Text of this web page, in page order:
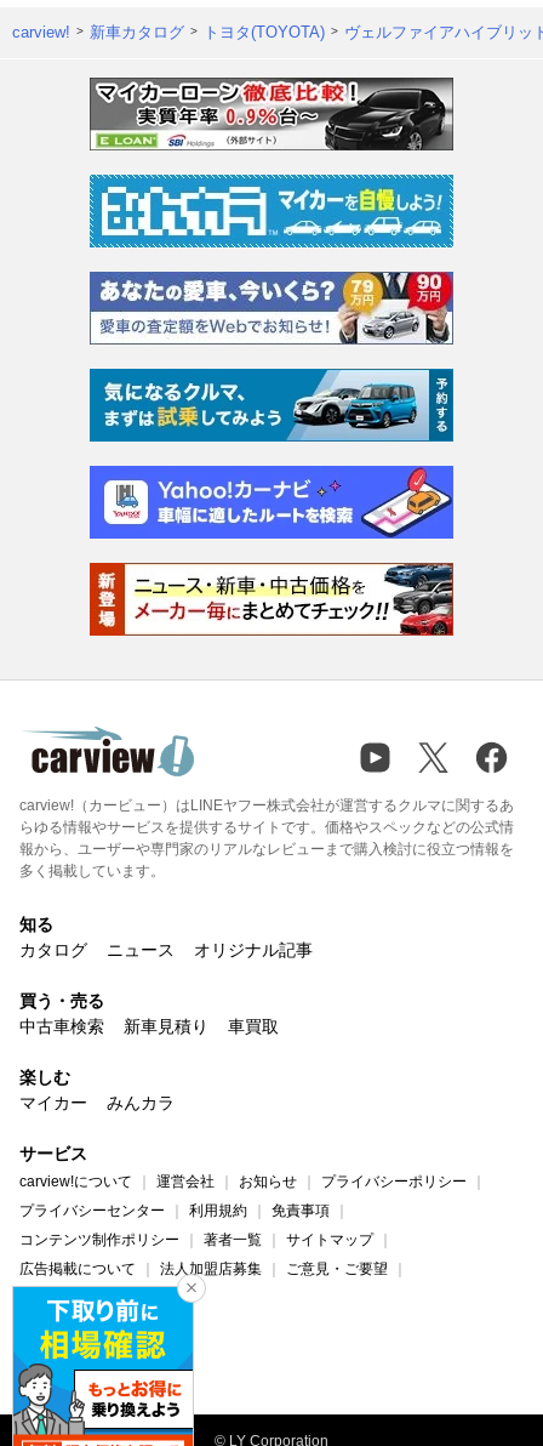
carview! 新車カタログ トヨタ(TOYOTA) ヴェルファイアハイブリッ
carview!（カービュー）はLINEヤフー株式会社が運営するクルマに関するあ
らゆる情報やサービスを提供するサイトです。価格やスペックなどの公式情
報から、ユーザーや専門家のリアルなレビューまで購入検討に役立つ情報を
多く掲載しています。
知る
カタログ
ニュース オリジナル記事
買う・売る
中古車検索
新車見積り 車買取
楽しむ
マイカー
みんカラ
サービス
carview!について 運営会社 お知らせ
プライバシーポリシー
プライバシーセンター
利用規約
免責事項
コンテンツ制作ポリシー
著者一覧
サイトマップ
広告掲載について
法人加盟店募集
ご意見・ご要望
ヘルプ・お問い合わせ
carview! Yahoo! JAPAN
© LY Corporation